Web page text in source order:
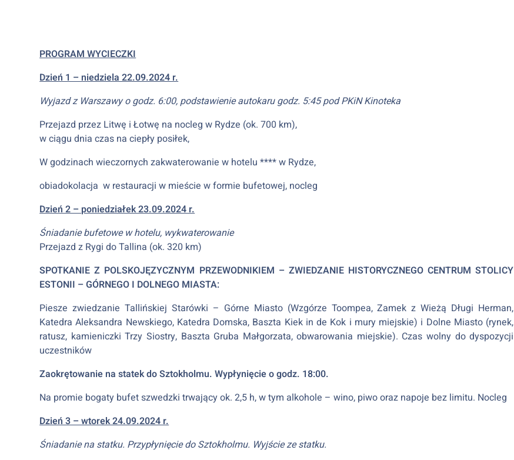
PROGRAM WYCIECZKI
Dzień 1 – niedziela 22.09.2024 r.
Wyjazd z Warszawy o godz. 6:00, podstawienie autokaru godz. 5:45 pod PKiN Kinoteka
Przejazd przez Litwę i Łotwę na nocleg w Rydze (ok. 700 km),
w ciągu dnia czas na ciepły posiłek,
W godzinach wieczornych zakwaterowanie w hotelu **** w Rydze,
obiadokolacja w restauracji w mieście w formie bufetowej, nocleg
Dzień 2 – poniedziałek 23.09.2024 r.
Śniadanie bufetowe w hotelu, wykwaterowanie
Przejazd z Rygi do Tallina (ok. 320 km)
SPOTKANIE Z POLSKOJĘZYCZNYM PRZEWODNIKIEM – ZWIEDZANIE HISTORYCZNEGO CENTRUM STOLICY
ESTONII – GÓRNEGO I DOLNEGO MIASTA:
Piesze zwiedzanie Tallińskiej Starówki – Górne Miasto (Wzgórze Toompea, Zamek z Wieżą Długi Herman,
Katedra Aleksandra Newskiego, Katedra Domska, Baszta Kiek in de Kok i mury miejskie) i Dolne Miasto (rynek,
ratusz, kamieniczki Trzy Siostry, Baszta Gruba Małgorzata, obwarowania miejskie). Czas wolny do dyspozycji
uczestników
Zaokrętowanie na statek do Sztokholmu. Wypłynięcie o godz. 18:00.
Na promie bogaty bufet szwedzki trwający ok. 2,5 h, w tym alkohole – wino, piwo oraz napoje bez limitu. Nocleg
Dzień 3 – wtorek 24.09.2024 r.
Śniadanie na statku. Przypłynięcie do Sztokholmu. Wyjście ze statku.